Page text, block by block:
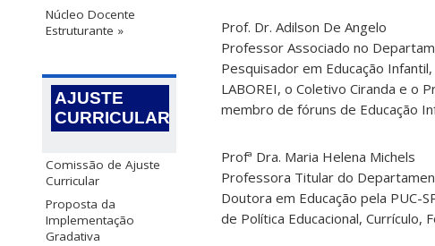
Núcleo Docente
Estruturante »
AJUSTE
CURRICULAR
Comissão de Ajuste
Curricular
Proposta da
Implementação
Gradativa
Prof. Dr. Adilson De Angelo
Professor Associado no
Pesquisador em Educação
LABOREI, o Coletivo Ciranda e o
membro de fóruns de Educação
Profª Dra. Maria Helena Michels
Professora Titular do
Doutora em Educação pela PUC-
de Política Educacional, Currículo,